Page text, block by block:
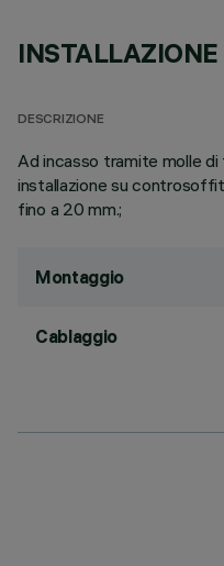
INSTALLAZIONE
DESCRIZIONE
Ad incasso tramite molle
installazione su
fino a 20 mm.;
Montaggio
Cablaggio